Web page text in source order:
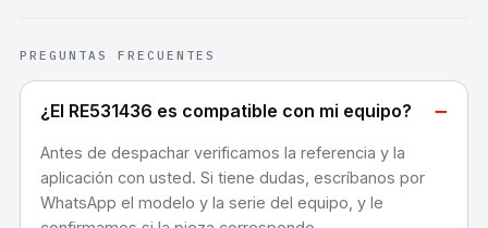
PREGUNTAS FRECUENTES
¿El RE531436 es compatible con mi equipo? −
Antes de despachar verificamos la referencia y la
aplicación con usted. Si tiene dudas, escríbanos por
WhatsApp el modelo y la serie del equipo, y le